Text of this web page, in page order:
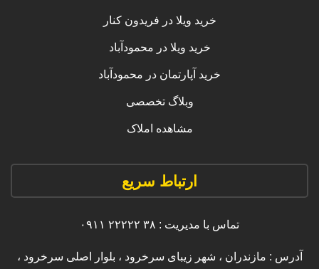
خرید ویلا در فریدون کنار
خرید ویلا در محمودآباد
خرید آپارتمان در محمودآباد
وبلاگ تخصصی
مشاهده املاک
ارتباط سریع
تماس با مدیریت : ۳۸ ۲۲۲۲۲ ۰۹۱۱
آدرس : مازندران ، شهر زیبای سرخرود ، بلوار اصلی سرخرود ،